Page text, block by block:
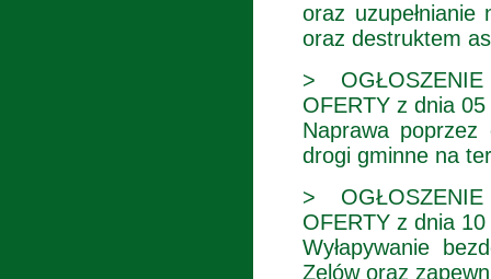
oraz uzupełnianie
oraz destruktem
>
OFERTY z dnia
Naprawa
drogi gminne na
>
OFERTY z dnia
Wyłapywanie
Zelów oraz